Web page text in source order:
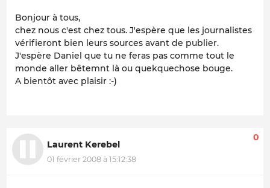
Bonjour à tous,
chez nous c'est chez tous. J'espère que les journalistes
vérifieront bien leurs sources avant de publier.
J'espère Daniel que tu ne feras pas comme tout le
monde aller bêtemnt là ou quekquechose bouge.
A bientôt avec plaisir :-)
Laurent Kerebel
01 février 2008 à 15:12:38
0